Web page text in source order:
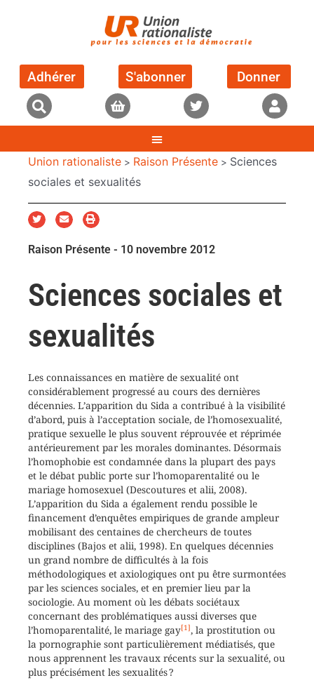
Adhérer S'abonner Donner
Union rationaliste > Raison Présente > Sciences
sociales et sexualités
Raison Présente - 10 novembre​ 2012
Sciences sociales et
sexualités
Les connaissances en matière de sexualité ont
considérablement progressé au cours des dernières
décennies. L’apparition du Sida a contribué à la visibilité
d’abord, puis à l’acceptation sociale, de l’homosexualité,
pratique sexuelle le plus souvent réprouvée et réprimée
antérieurement par les morales dominantes. Désormais
l’homophobie est condamnée dans la plupart des pays
et le débat public porte sur l’homoparentalité ou le
mariage homosexuel (Descoutures et alii, 2008).
L’apparition du Sida a également rendu possible le
financement d’enquêtes empiriques de grande ampleur
mobilisant des centaines de chercheurs de toutes
disciplines (Bajos et alii, 1998). En quelques décennies
un grand nombre de difficultés à la fois
méthodologiques et axiologiques ont pu être surmontées
par les sciences sociales, et en premier lieu par la
sociologie. Au moment où les débats sociétaux
concernant des problématiques aussi diverses que
l’homoparentalité, le mariage gay[1], la prostitution ou
la pornographie sont particulièrement médiatisés, que
nous apprennent les travaux récents sur la sexualité, ou
plus précisément les sexualités ?